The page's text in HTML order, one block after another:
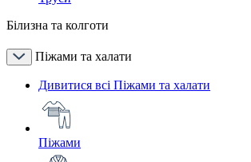
Білизна та колготи
Піжами та халати
Дивитися всі Піжами та халати
Піжами